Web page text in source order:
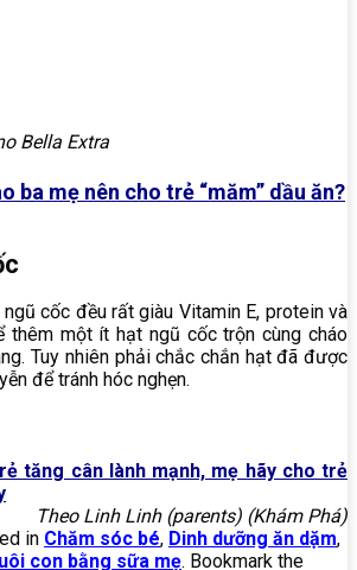
Bella Extra
ba mẹ nên cho trẻ “măm” dầu ăn?
cốc đều rất giàu Vitamin E, protein và
thêm một ít hạt ngũ cốc trộn cùng cháo
Tuy nhiên phải chắc chắn hạt đã được
để tránh hóc nghẹn.
tăng cân lành mạnh, mẹ hãy cho trẻ
Theo Linh Linh (parents) (Khám Phá)
in Chăm sóc bé, Dinh dưỡng ăn dặm,
con bằng sữa mẹ. Bookmark the